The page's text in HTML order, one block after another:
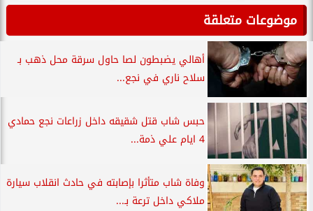
موضوعات متعلقة
أهالي يضبطون لصا حاول سرقة محل ذهب بـ
سلاح ناري في نجع...
حبس شاب قتل شقيقه داخل زراعات نجع حمادي
4 ايام علي ذمة...
وفاة شاب متأثرا بإصابته في حادث انقلاب سيارة
ملاكي داخل ترعة بـ...